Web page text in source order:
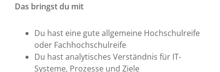
Das bringst du mit
Du hast eine gute allgemeine Hochschulreife
oder Fachhochschulreife
Du hast analytisches Verständnis für IT-
Systeme, Prozesse und Ziele